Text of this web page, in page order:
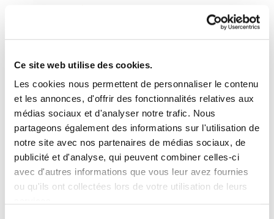
Ce site web utilise des cookies.
Les cookies nous permettent de personnaliser le contenu
et les annonces, d'offrir des fonctionnalités relatives aux
médias sociaux et d'analyser notre trafic. Nous
partageons également des informations sur l'utilisation de
notre site avec nos partenaires de médias sociaux, de
publicité et d'analyse, qui peuvent combiner celles-ci
avec d'autres informations que vous leur avez fournies
ou qu'ils ont collectées lors de votre utilisation de leurs
Enbata + Alda! 1967
Enbata-Alda1967(58)2.pdf1.1 MB
CONTACT